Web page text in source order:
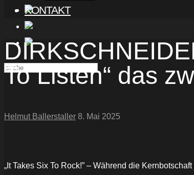
KONTAKT
To Listen“ das
Helmut Ballerstaller 8. Mai 2025
„It Takes Six To Rock!” – Während die